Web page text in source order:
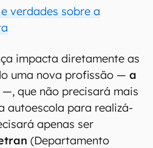
verdades sobre a
impacta diretamente as
uma nova profissão — a
—, que não precisará mais
autoescola para realizá-
apenas ser
(Departamento